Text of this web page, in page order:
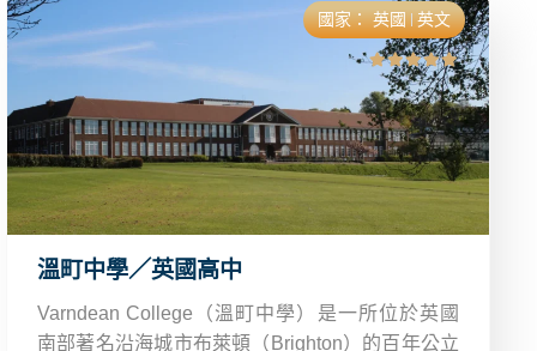
國家： 英國 英文
溫町中學／英國高中
Varndean College（溫町中學）是一所位於英國
南部著名沿海城市布萊頓（Brighton）的百年公立